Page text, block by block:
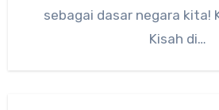
sebagai dasar negara kita!
Kisah di…